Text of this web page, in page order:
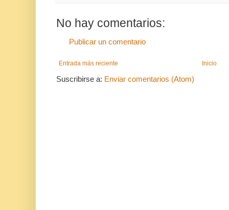
No hay comentarios:
Publicar un comentario
Entrada más reciente Inicio
Suscribirse a: Enviar comentarios (Atom)